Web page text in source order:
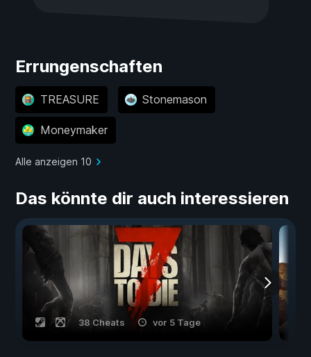
Errungenschaften
TREASURE Stonemason
Moneymaker
Alle anzeigen 10
Das könnte dir auch interessieren
38 Cheats vor 5 Tage